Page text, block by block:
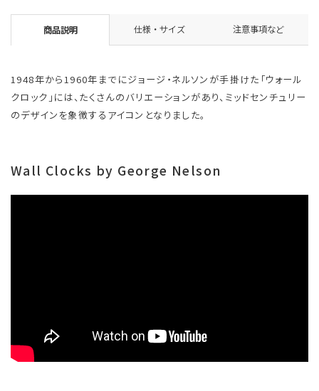
商品説明 仕様・サイズ 注意事項など
1948年から1960年までにジョージ・ネルソンが手掛けた「ウォール
クロック」には、たくさんのバリエーションがあり、ミッドセンチュリー
のデザインを象徴するアイコンとなりました。
Wall Clocks by George Nelson